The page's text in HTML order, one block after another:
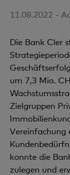
11.08.2022 -
Die Bank Cler
um 7,3 Mio.
Zielgruppen
Vereinfachung
konnte die
zulegen und